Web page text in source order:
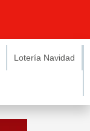
Lotería Navidad